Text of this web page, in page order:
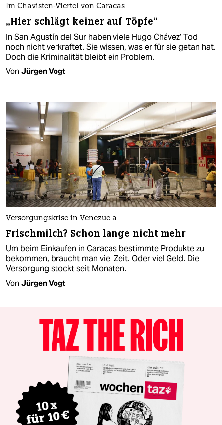
Im Chavisten-Viertel von Caracas
„Hier schlägt keiner auf Töpfe“
In San Agustín del Sur haben viele Hugo Chávez’ Tod
noch nicht verkraftet. Sie wissen, was er für sie getan hat.
Doch die Kriminalität bleibt ein Problem.
Von Jürgen Vogt
Versorgungskrise in Venezuela
Frischmilch? Schon lange nicht mehr
Um beim Einkaufen in Caracas bestimmte Produkte zu
bekommen, braucht man viel Zeit. Oder viel Geld. Die
Versorgung stockt seit Monaten.
Von Jürgen Vogt